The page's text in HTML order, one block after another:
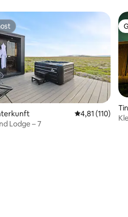
4,95 von 5, 38 Bewertungen
4,81 (110)
Lodge – 7